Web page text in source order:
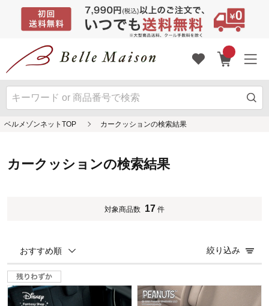
ベルメゾンネットTOP カークッションの検索結果
カークッションの検索結果
対象商品数 17 件
おすすめ順 絞り込み